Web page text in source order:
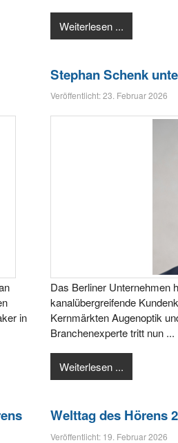
Weiterlesen ...
in
Stephan Schenk
Veröffentlicht: 23. Februar 2026
Das Berliner Unternehmen
kanalübergreifende
Kernmärkten Augenoptik
Branchenexperte tritt nun ...
Weiterlesen ...
Welttag des Hörens
Veröffentlicht: 19. Februar 2026